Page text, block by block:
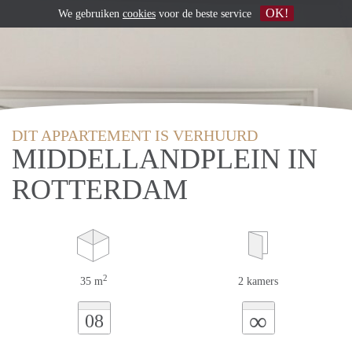
DIT APPARTEMENT IS VERHUURD
MIDDELLANDPLEIN IN
ROTTERDAM
35 m2 2 kamers
08 ∞
We gebruiken cookies voor de beste service OK!